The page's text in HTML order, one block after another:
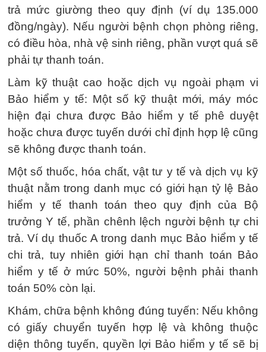
trả mức giường theo quy định (ví dụ 135.000
đồng/ngày). Nếu người bệnh chọn phòng riêng,
có điều hòa, nhà vệ sinh riêng, phần vượt quá sẽ
phải tự thanh toán.
Làm kỹ thuật cao hoặc dịch vụ ngoài phạm vi
Bảo hiểm y tế: Một số kỹ thuật mới, máy móc
hiện đại chưa được Bảo hiểm y tế phê duyệt
hoặc chưa được tuyến dưới chỉ định hợp lệ cũng
sẽ không được thanh toán.
Một số thuốc, hóa chất, vật tư y tế và dịch vụ kỹ
thuật nằm trong danh mục có giới hạn tỷ lệ Bảo
hiểm y tế thanh toán theo quy định của Bộ
trưởng Y tế, phần chênh lệch người bệnh tự chi
trả. Ví dụ thuốc A trong danh mục Bảo hiểm y tế
chi trả, tuy nhiên giới hạn chỉ thanh toán Bảo
hiểm y tế ở mức 50%, người bệnh phải thanh
toán 50% còn lại.
Khám, chữa bệnh không đúng tuyến: Nếu không
có giấy chuyển tuyến hợp lệ và không thuộc
diện thông tuyến, quyền lợi Bảo hiểm y tế sẽ bị